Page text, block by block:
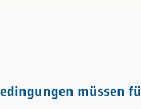
und Verkauf müssen